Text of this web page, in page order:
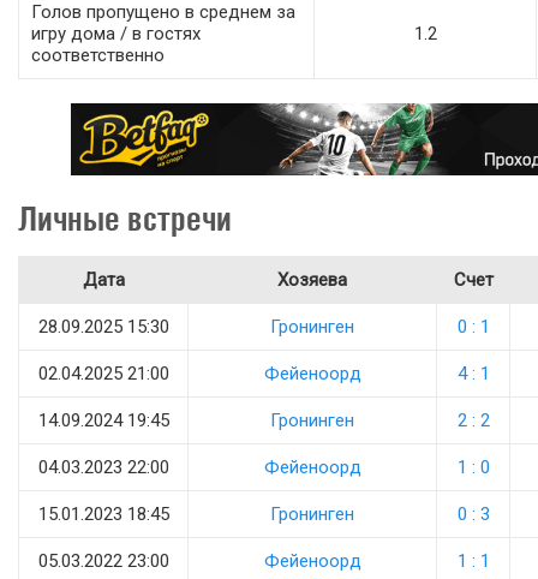
Голов пропущено в среднем за
игру дома / в гостях
соответственно
1.2
Личные встречи
Дата Хозяева Счет
28.09.2025 15:30 Гронинген 0 : 1
02.04.2025 21:00 Фейеноорд 4 : 1
14.09.2024 19:45 Гронинген 2 : 2
04.03.2023 22:00 Фейеноорд 1 : 0
15.01.2023 18:45 Гронинген 0 : 3
05.03.2022 23:00 Фейеноорд 1 : 1